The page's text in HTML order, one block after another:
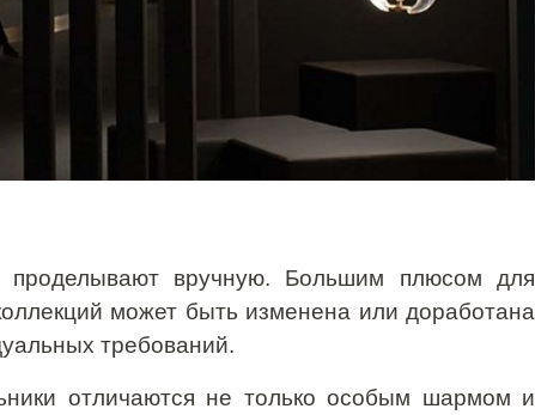
вручную. Большим плюсом для
может быть изменена или доработана
требований.
отличаются не только особым шармом и